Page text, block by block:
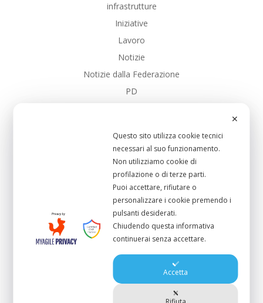
infrastrutture
Iniziative
Lavoro
Notizie
Notizie dalla Federazione
PD
Sanita
Scuola Pubblica
Sistema-Portuale
UC_Bibbona
UC_CastagnetoCcci
UC_Cecina
UC_Collesalvetti
UC_Livorno
UC_RosignanoMmo
✕
Questo sito utilizza cookie tecnici
necessari al suo funzionamento.
Non utilizziamo cookie di
profilazione o di terze parti.
Puoi accettare, rifiutare o
personalizzare i cookie premendo i
pulsanti desiderati.
Chiudendo questa informativa
continuerai senza accettare.
Accetta